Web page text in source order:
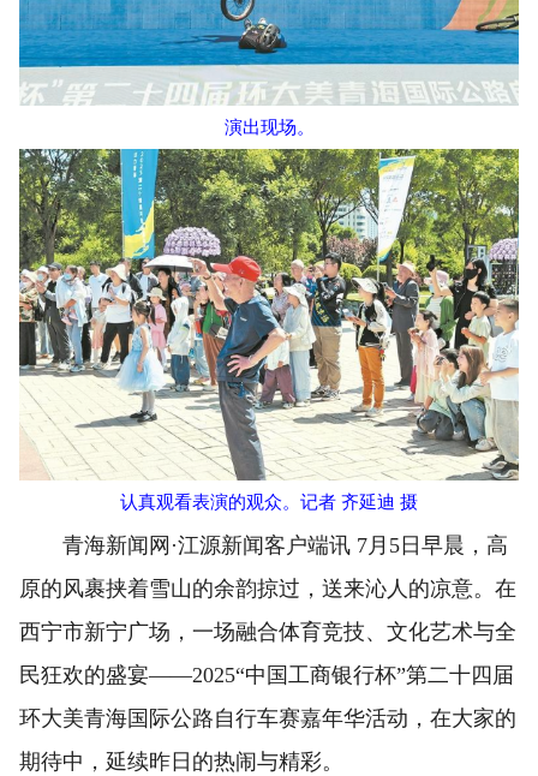
演出现场。
认真观看表演的观众。记者 齐延迪 摄
青海新闻网·江源新闻客户端讯 7月5日早晨，高
原的风裹挟着雪山的余韵掠过，送来沁人的凉意。在
西宁市新宁广场，一场融合体育竞技、文化艺术与全
民狂欢的盛宴——2025“中国工商银行杯”第二十四届
环大美青海国际公路自行车赛嘉年华活动，在大家的
期待中，延续昨日的热闹与精彩。